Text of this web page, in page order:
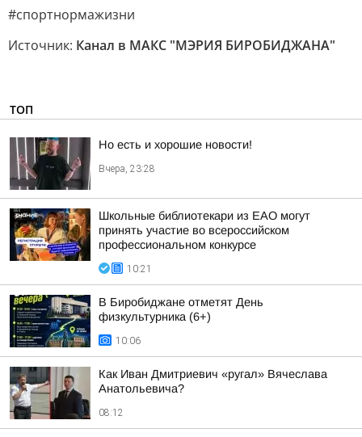
#спортнормажизни
Источник: Канал в МАКС "МЭРИЯ БИРОБИДЖАНА"
ТОП
Но есть и хорошие новости!
Вчера, 23:28
Школьные библиотекари из ЕАО могут
принять участие во всероссийском
профессиональном конкурсе
10:21
В Биробиджане отметят День
физкультурника (6+)
10:06
Как Иван Дмитриевич «ругал» Вячеслава
Анатольевича?
08:12